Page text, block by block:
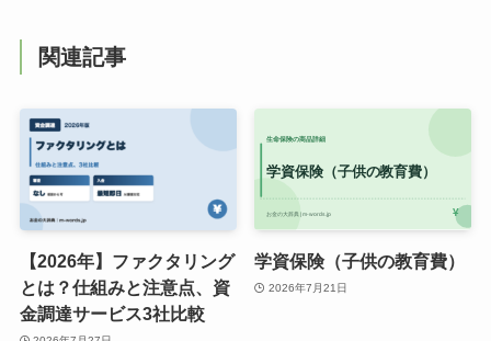
関連記事
【2026年】ファクタリング
とは？仕組みと注意点、資
金調達サービス3社比較
学資保険（子供の教育費）
2026年7月21日